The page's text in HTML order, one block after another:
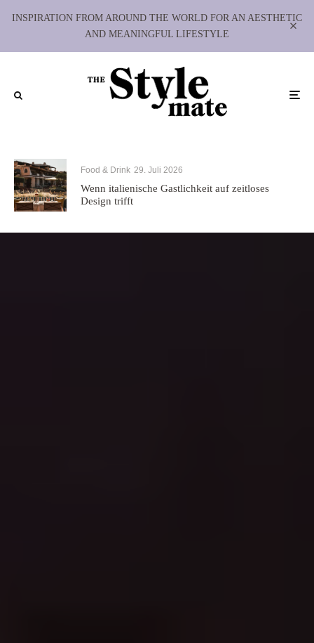
INSPIRATION FROM AROUND THE WORLD FOR AN AESTHETIC
AND MEANINGFUL LIFESTYLE
Food & Drink 29. Juli 2026
Wenn italienische Gastlichkeit auf zeitloses
Design trifft